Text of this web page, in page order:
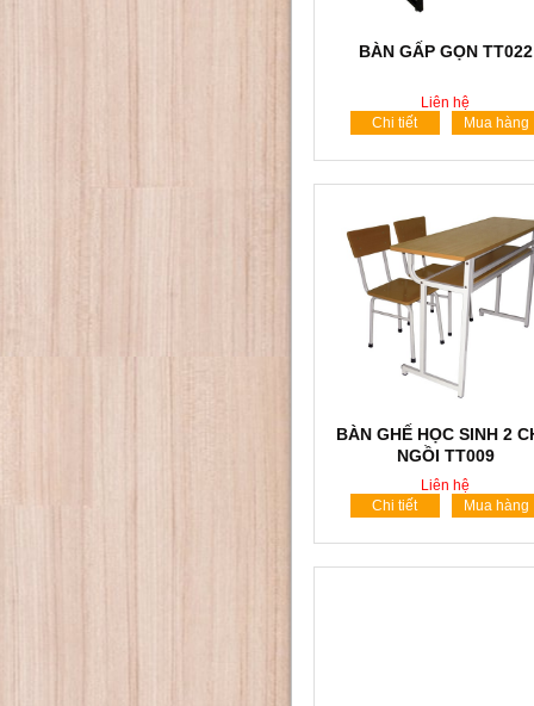
BÀN GẤP GỌN TT022
Liên hệ
Chi tiết
Mua hàng
BÀN GHẾ HỌC SINH 2
NGỒI TT009
Liên hệ
Chi tiết
Mua hàng